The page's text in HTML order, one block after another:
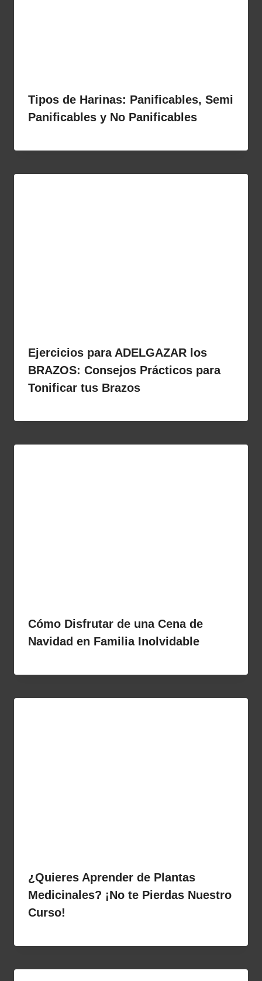
Tipos de Harinas: Panificables, Semi
Panificables y No Panificables
Ejercicios para ADELGAZAR los
BRAZOS: Consejos Prácticos para
Tonificar tus Brazos
Cómo Disfrutar de una Cena de
Navidad en Familia Inolvidable
¿Quieres Aprender de Plantas
Medicinales? ¡No te Pierdas Nuestro
Curso!